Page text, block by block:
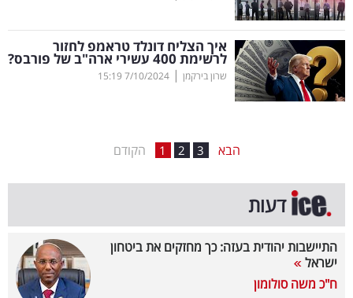
תרבות
ופנאי
תיירות
המילון
הכלכלי
פודקאסט
40
איך הצליח דונלד טראמפ לחזור
לרשימת 400 עשירי ארה"ב של פורבס?
שרון בירקמן |
7/10/2024
15:19
הקודם 1 2 3 הבא
דעות
התיישבות יהודית בעזה: כך מחזקים את ביטחון
ישראל
ח"כ משה סולומון